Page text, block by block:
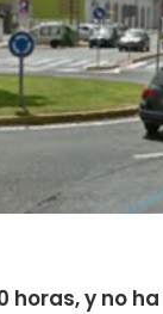
horas, y no